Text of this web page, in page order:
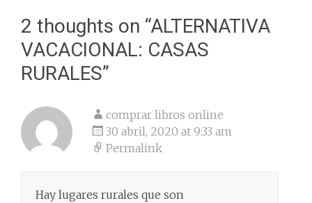
2 thoughts on “ALTERNATIVA
VACACIONAL: CASAS
RURALES”
comprar libros online
30 abril, 2020 at 9:33 am
Permalink
Hay lugares rurales que son